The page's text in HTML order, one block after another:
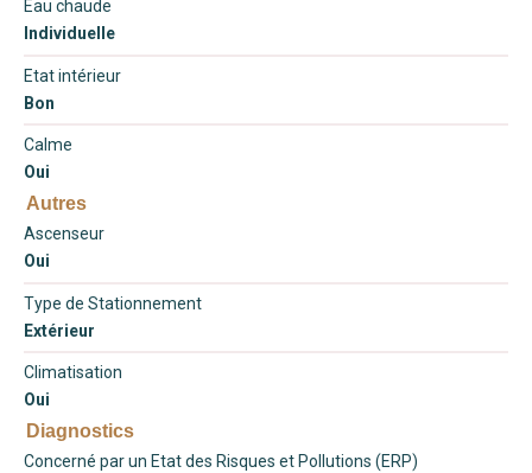
Eau chaude
Individuelle
Etat intérieur
Bon
Calme
Oui
Autres
Ascenseur
Oui
Type de Stationnement
Extérieur
Climatisation
Oui
Diagnostics
Concerné par un Etat des Risques et Pollutions (ERP)